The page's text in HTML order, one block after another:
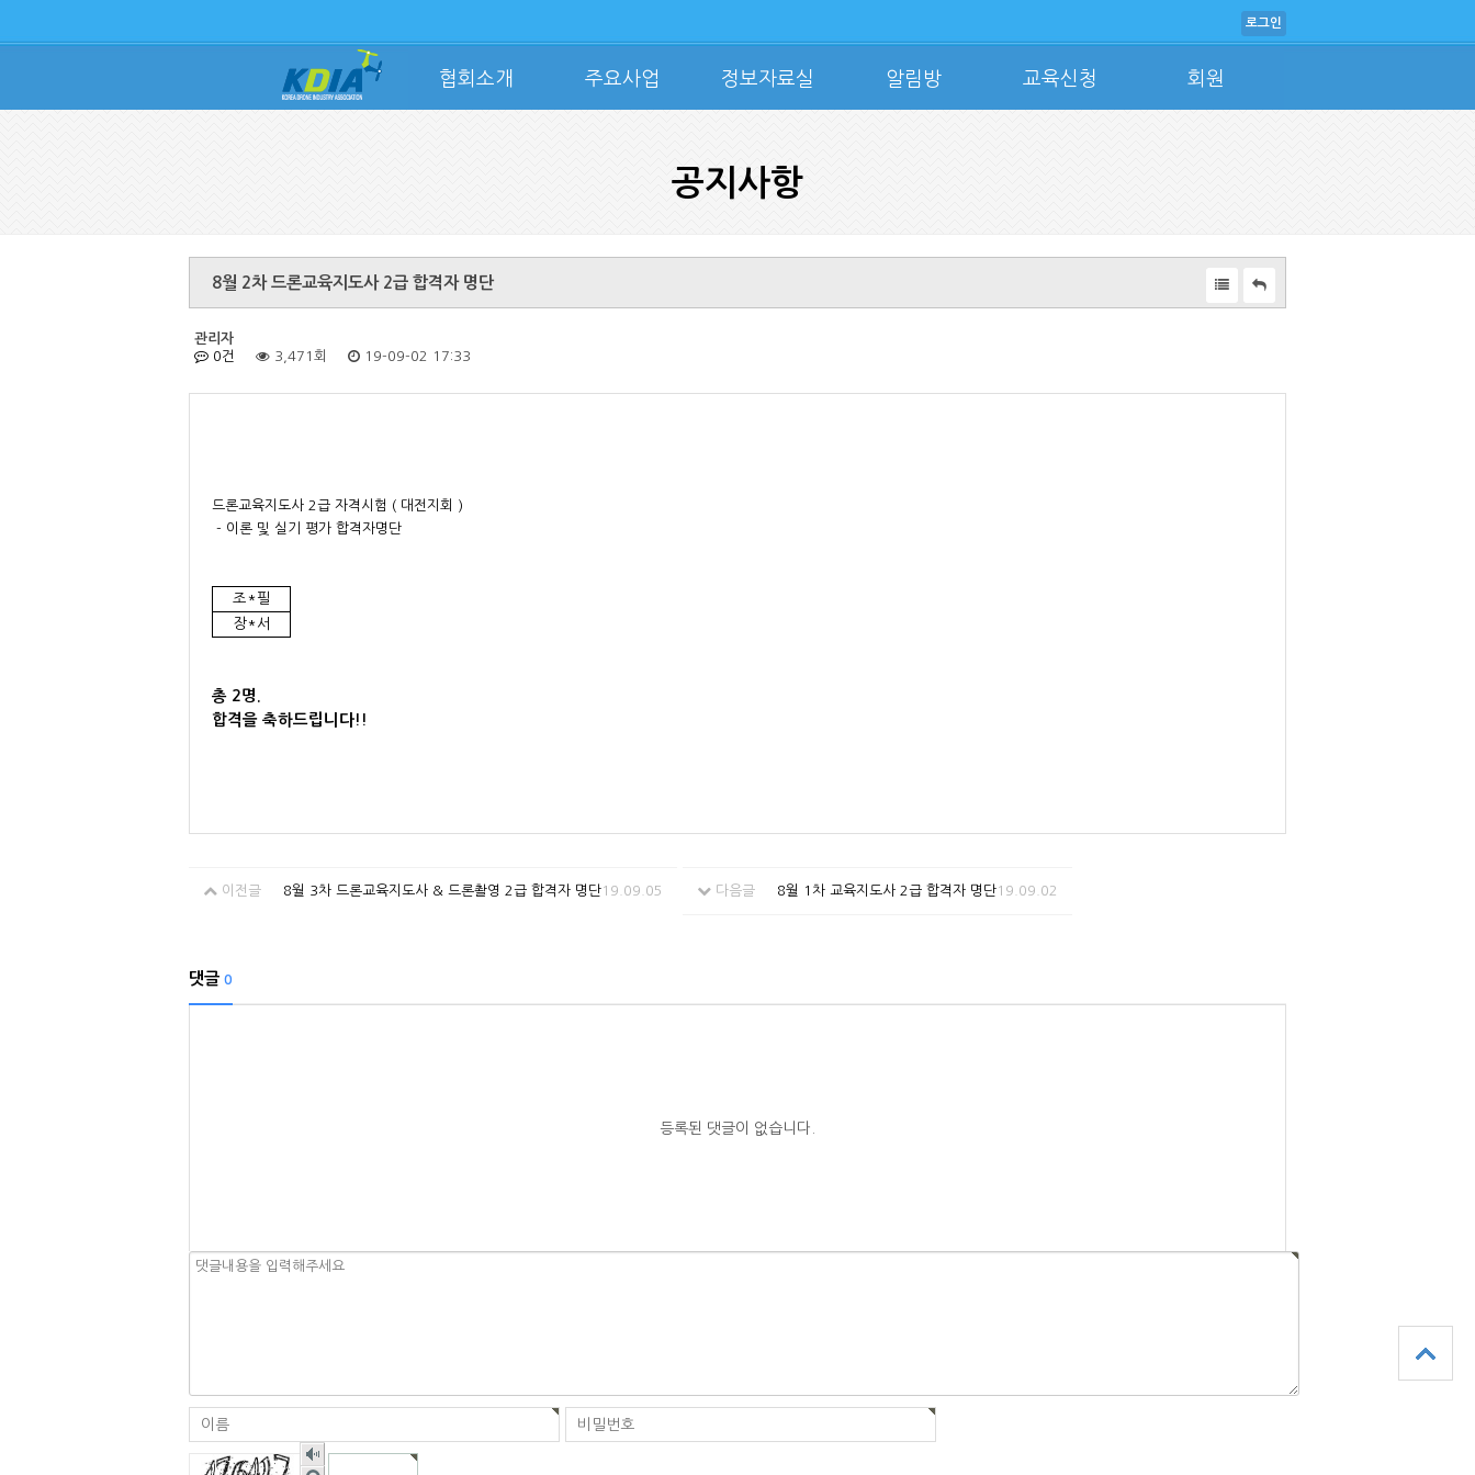
협회소개 주요사업 정보자료실 알림방 교육신청 회원
로그인
공지사항
8월 2차 드론교육지도사 2급 합격자 명단
관리자
0건
3,471회 19-09-02 17:33
드론교육지도사 2급 자격시험 ( 대전지회 )
- 이론 및 실기 평가 합격자명단
조*필
장*서
총 2명.
합격을 축하드립니다!!
이전글 8월 3차 드론교육지도사 & 드론촬영 2급 합격자 명단19.09.05 다음글 8월 1차 교육지도사 2급 합격자 명단19.09.02
댓글 0
등록된 댓글이 없습니다.
숫
자